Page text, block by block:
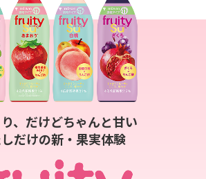
めレシピ
と健康への取り組み
ニア東京「ぽん酢工房」
舗を探す
通販
、だけどちゃんと甘い
だけの新・果実体験